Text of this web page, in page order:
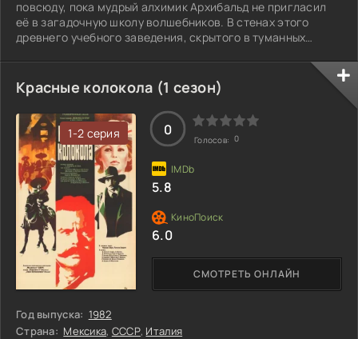
повсюду, пока мудрый алхимик Архибальд не пригласил
её в загадочную школу волшебников. В стенах этого
древнего учебного заведения, скрытого в туманных
множество тайн. Но ей предстоит столкнуться с ведьмой
Муриен, которая охотится за магическим артефактом.
Каковы истинные намерения этой тёмной силы?
Красные колокола (1 сезон)
1-2 серия
Год выпуска: 1982
Страна: Мексика, СССР, Италия
СМОТРЕТЬ ОНЛАЙН
0
Голосов: 0
5.8
6.0